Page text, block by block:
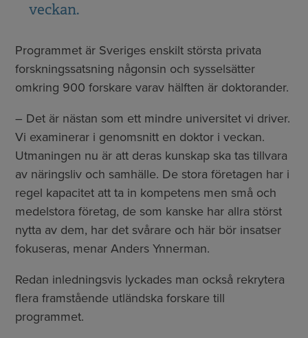
veckan.
Programmet är Sveriges enskilt största privata
forskningssatsning någonsin och sysselsätter
omkring 900 forskare varav hälften är doktorander.
– Det är nästan som ett mindre universitet vi driver.
Vi examinerar i genomsnitt en doktor i veckan.
Utmaningen nu är att deras kunskap ska tas tillvara
av näringsliv och samhälle. De stora företagen har i
regel kapacitet att ta in kompetens men små och
medelstora företag, de som kanske har allra störst
nytta av dem, har det svårare och här bör insatser
fokuseras, menar Anders Ynnerman.
Redan inledningsvis lyckades man också rekrytera
flera framstående utländska forskare till
programmet.